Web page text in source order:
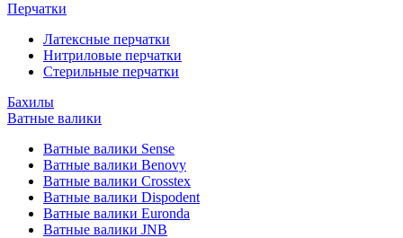
Перчатки
Латексные перчатки
Нитриловые перчатки
Стерильные перчатки
Бахилы
Ватные валики
Ватные валики Sense
Ватные валики Benovy
Ватные валики Crosstex
Ватные валики Dispodent
Ватные валики Euronda
Ватные валики JNB